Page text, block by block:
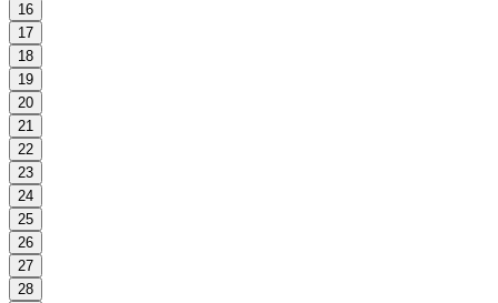
16
17
18
19
20
21
22
23
24
25
26
27
28